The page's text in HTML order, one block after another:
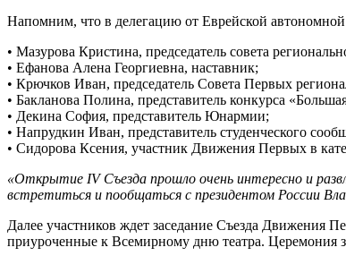
Напомним, что в делегацию от Еврейской
• Мазурова Кристина, председатель совета
• Ефанова Алена Георгиевна, наставник;
• Крючков Иван, председатель Совета Первых
• Бакланова Полина, представитель конкурса
• Декина София, представитель Юнармии;
• Напрудкин Иван, представитель студенческого
• Сидорова Ксения, участник Движения Первых в
«Открытие IV Съезда прошло очень интересно и
встретиться и пообщаться с президентом России
Далее участников ждет заседание Съезда Движения
приуроченные к Всемирному дню театра. Церемония